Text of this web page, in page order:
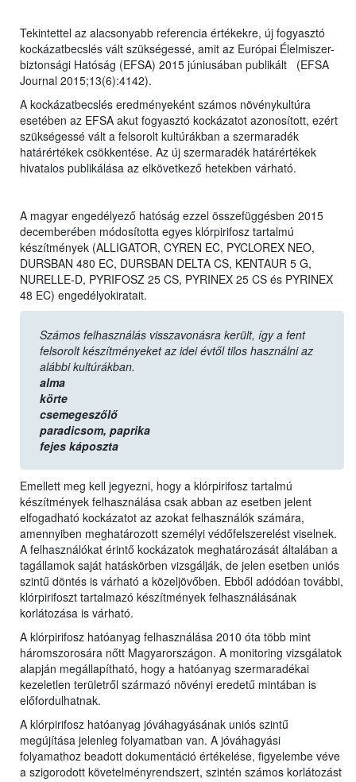
Tekintettel az alacsonyabb referencia értékekre, új fogyasztó
kockázatbecslés vált szükségessé, amit az Európai Élelmiszer-
biztonsági Hatóság (EFSA) 2015 júniusában publikált (EFSA
Journal 2015;13(6):4142).
A kockázatbecslés eredményeként számos növénykultúra
esetében az EFSA akut fogyasztó kockázatot azonosított, ezért
szükségessé vált a felsorolt kultúrákban a szermaradék
határértékek csökkentése. Az új szermaradék határértékek
hivatalos publikálása az elkövetkező hetekben várható.
A magyar engedélyező hatóság ezzel összefüggésben 2015
decemberében módosította egyes klórpirifosz tartalmú
készítmények (ALLIGATOR, CYREN EC, PYCLOREX NEO,
DURSBAN 480 EC, DURSBAN DELTA CS, KENTAUR 5 G,
NURELLE-D, PYRIFOSZ 25 CS, PYRINEX 25 CS és PYRINEX
48 EC) engedélyokiratait.
Számos felhasználás visszavonásra került, így a fent
felsorolt készítményeket az idei évtől tilos használni az
alábbi kultúrákban.
alma
körte
csemegeszőlő
paradicsom, paprika
fejes káposzta
Emellett meg kell jegyezni, hogy a klórpirifosz tartalmú
készítmények felhasználása csak abban az esetben jelent
elfogadható kockázatot az azokat felhasználók számára,
amennyiben meghatározott személyi védőfelszerelést viselnek.
A felhasználókat érintő kockázatok meghatározását általában a
tagállamok saját hatáskörben vizsgálják, de jelen esetben uniós
szintű döntés is várható a közeljövőben. Ebből adódóan további,
klórpirifoszt tartalmazó készítmények felhasználásának
korlátozása is várható.
A klórpirifosz hatóanyag felhasználása 2010 óta több mint
háromszorosára nőtt Magyarországon. A monitoring vizsgálatok
alapján megállapítható, hogy a hatóanyag szermaradékai
kezeletlen területről származó növényi eredetű mintában is
előfordulhatnak.
A klórpirifosz hatóanyag jóváhagyásának uniós szintű
megújítása jelenleg folyamatban van. A jóváhagyási
folyamathoz beadott dokumentáció értékelése, figyelembe véve
a szigorodott követelményrendszert, szintén számos korlátozást